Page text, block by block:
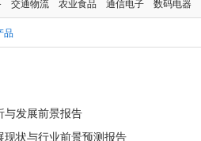
交通物流 农业食品 通信电子 数码电器
品
与发展前景报告
状与行业前景预测报告